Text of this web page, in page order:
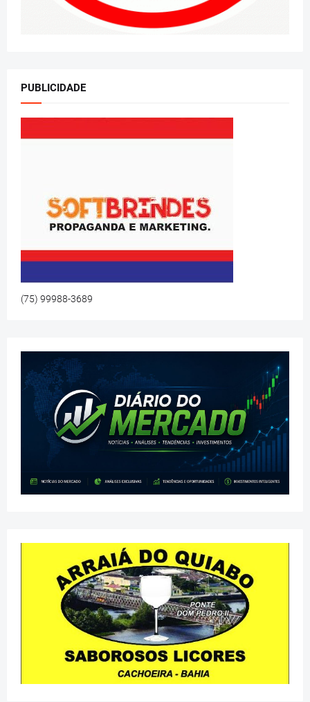
PUBLICIDADE
(75) 99988-3689